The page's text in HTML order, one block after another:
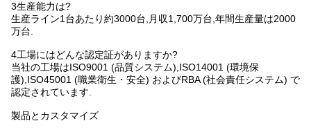
3生産能力は?
生産ライン1台あたり約3000台,月収1,700万台,年間生産量は2000
万台.
4工場にはどんな認定証がありますか?
当社の工場はISO9001 (品質システム),ISO14001 (環境保
護),ISO45001 (職業衛生・安全) およびRBA (社会責任システム) で
認定されています.
製品とカスタマイズ